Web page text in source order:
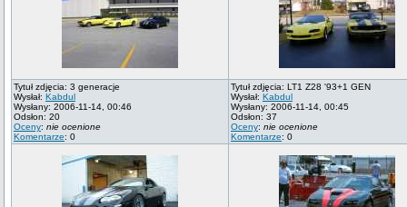
Tytuł zdjęcia: 3 generacje
Wysłał: Kabdul
Wysłany: 2006-11-14, 00:46
Odsłon: 20
Oceny: nie ocenione
Komentarze: 0
Tytuł zdjęcia: LT1 Z28 '93+1 GEN
Wysłał: Kabdul
Wysłany: 2006-11-14, 00:45
Odsłon: 37
Oceny: nie ocenione
Komentarze: 0